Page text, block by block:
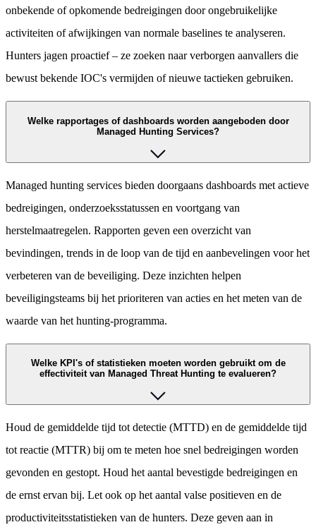
onbekende of opkomende bedreigingen door ongebruikelijke
activiteiten of afwijkingen van normale baselines te analyseren.
Hunters jagen proactief – ze zoeken naar verborgen aanvallers die
bewust bekende IOC's vermijden of nieuwe tactieken gebruiken.
Welke rapportages of dashboards worden aangeboden door
Managed Hunting Services?
Managed hunting services bieden doorgaans dashboards met actieve
bedreigingen, onderzoeksstatussen en voortgang van
herstelmaatregelen. Rapporten geven een overzicht van
bevindingen, trends in de loop van de tijd en aanbevelingen voor het
verbeteren van de beveiliging. Deze inzichten helpen
beveiligingsteams bij het prioriteren van acties en het meten van de
waarde van het hunting-programma.
Welke KPI's of statistieken moeten worden gebruikt om de
effectiviteit van Managed Threat Hunting te evalueren?
Houd de gemiddelde tijd tot detectie (MTTD) en de gemiddelde tijd
tot reactie (MTTR) bij om te meten hoe snel bedreigingen worden
gevonden en gestopt. Houd het aantal bevestigde bedreigingen en
de ernst ervan bij. Let ook op het aantal valse positieven en de
productiviteitsstatistieken van de hunters. Deze geven aan in